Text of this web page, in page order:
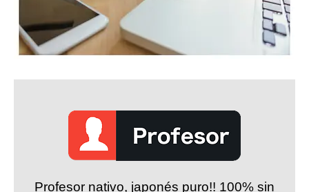
Profesor nativo, japonés puro!! 100% sin